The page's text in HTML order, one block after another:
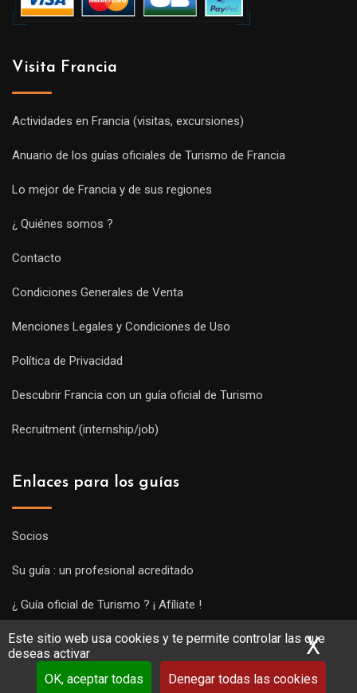
Este sitio web usa cookies y te permite controlar las que
deseas activar
OK, aceptar todas
Denegar todas las cookies
X
Visita Francia
Actividades en Francia (visitas, excursiones)
Anuario de los guías oficiales de Turismo de Francia
Lo mejor de Francia y de sus regiones
¿ Quiénes somos ?
Contacto
Condiciones Generales de Venta
Menciones Legales y Condiciones de Uso
Política de Privacidad
Descubrir Francia con un guía oficial de Turismo
Recruitment (internship/job)
Enlaces para los guías
Socios
Su guía : un profesional acreditado
¿ Guía oficial de Turismo ? ¡ Afíliate !
Subir una visita y empezar a trabajar !